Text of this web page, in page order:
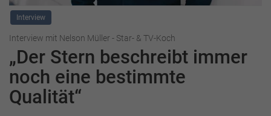
Interview
Interview mit Nelson Müller - Star- & TV-Koch
„Der Stern beschreibt immer
noch eine bestimmte
Qualität“